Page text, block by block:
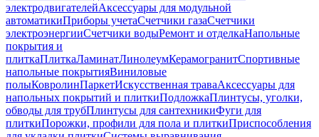
электродвигателейАксессуары для модульной
автоматикиПриборы учетаСчетчики газаСчетчики
электроэнергииСчетчики водыРемонт и отделкаНапольные
покрытия и
плиткаПлиткаЛаминатЛинолеумКерамогранитСпортивные
напольные покрытияВиниловые
полыКовролинПаркетИскусственная траваАксессуары для
напольных покрытий и плиткиПодложкаПлинтусы, уголки,
обводы для трубПлинтусы для сантехникиФуги для
плиткиПорожки, профили для пола и плиткиПриспособления